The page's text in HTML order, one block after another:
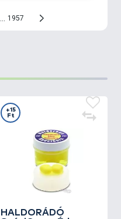
HALDORÁDÓ
+15
Ft